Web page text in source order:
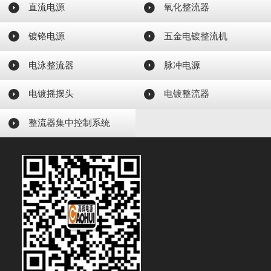
直流电源 氧化整流器
镀铬电源 五金电镀整流机
电泳整流器 脉冲电源
电镀摇摆头 电镀整流器
整流器集中控制系统